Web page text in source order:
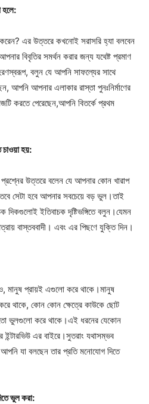
হলে:
এর উত্তরে কখনোই সরাসরি হ্যা বলবেন
বিবৃতির সমর্থন করার জন্য যথেষ্ট প্রমাণ
বলুন যে আপনি সাফল্যের সাথে
আপনি আপনার এলাকার রাস্তা পুনঃনির্মাণের
করতে পেরেছেন,আপনি বিতর্কে প্রথম
হয়:
উত্তরে বলেন যে আপনার কোন খারাপ
সেটা হবে আপনার সবচেয়ে বড় ভুল।তাই
ইতিবাচক দৃষ্টিভঙ্গিতে বলুন।যেমন
বাস্তববাদী। এবং এর পিছণে যুক্তি দিন।
মানুষ প্রায়ই এগুলো করে থাকে।মানুষ
থাকে, কোন কোন ক্ষেত্রে কাউকে ছোট
ভুলগুলো করে থাকে।এই ধরনের যেকোন
এর বাইরে।সুতরাং যথাসম্ভব
আপনি যা বলছেন তার প্রতি মনোযোগ দিতে
ভুল করা: